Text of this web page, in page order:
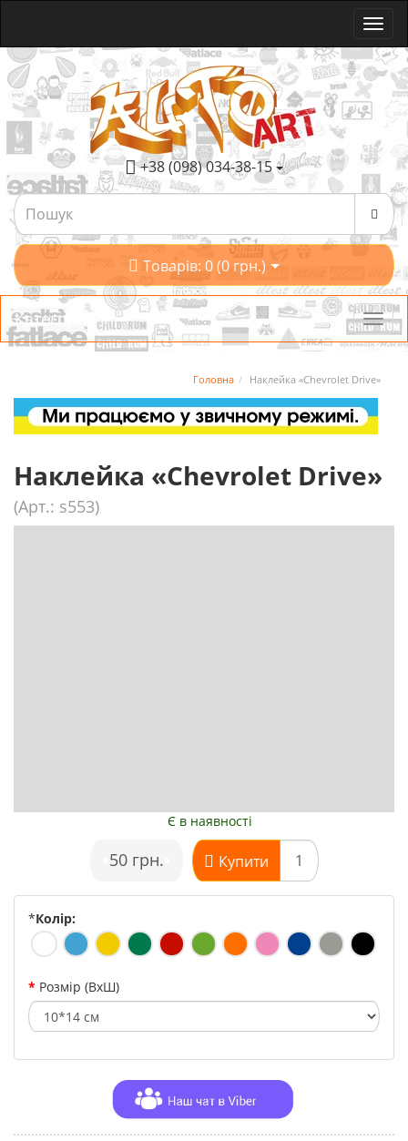
+38 (098) 034-38-15
Товарів: 0 (0 грн.)
Категорії
Головна Наклейка «Chevrolet Drive»
Наклейка «Chevrolet Drive»
(Арт.: s553)
Є в наявності
50 грн. Купити
*Колір:
Розмір (ВхШ)